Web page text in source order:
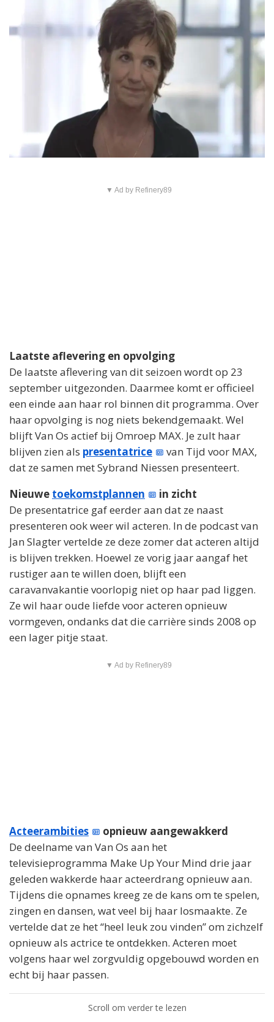
▼ Ad by Refinery89
Laatste aflevering en opvolging
De laatste aflevering van dit seizoen wordt op 23
september uitgezonden. Daarmee komt er officieel
een einde aan haar rol binnen dit programma. Over
haar opvolging is nog niets bekendgemaakt. Wel
blijft Van Os actief bij Omroep MAX. Je zult haar
blijven zien als presentatrice
van Tijd voor MAX,
dat ze samen met Sybrand Niessen presenteert.
Nieuwe toekomstplannen
in zicht
De presentatrice gaf eerder aan dat ze naast
presenteren ook weer wil acteren. In de podcast van
Jan Slagter vertelde ze deze zomer dat acteren altijd
is blijven trekken. Hoewel ze vorig jaar aangaf het
rustiger aan te willen doen, blijft een
caravanvakantie voorlopig niet op haar pad liggen.
Ze wil haar oude liefde voor acteren opnieuw
vormgeven, ondanks dat die carrière sinds 2008 op
een lager pitje staat.
▼ Ad by Refinery89
Acteerambities
opnieuw aangewakkerd
De deelname van Van Os aan het
televisieprogramma Make Up Your Mind drie jaar
geleden wakkerde haar acteerdrang opnieuw aan.
Tijdens die opnames kreeg ze de kans om te spelen,
zingen en dansen, wat veel bij haar losmaakte. Ze
vertelde dat ze het “heel leuk zou vinden” om zichzelf
opnieuw als actrice te ontdekken. Acteren moet
volgens haar wel zorgvuldig opgebouwd worden en
echt bij haar passen.
Scroll om verder te lezen